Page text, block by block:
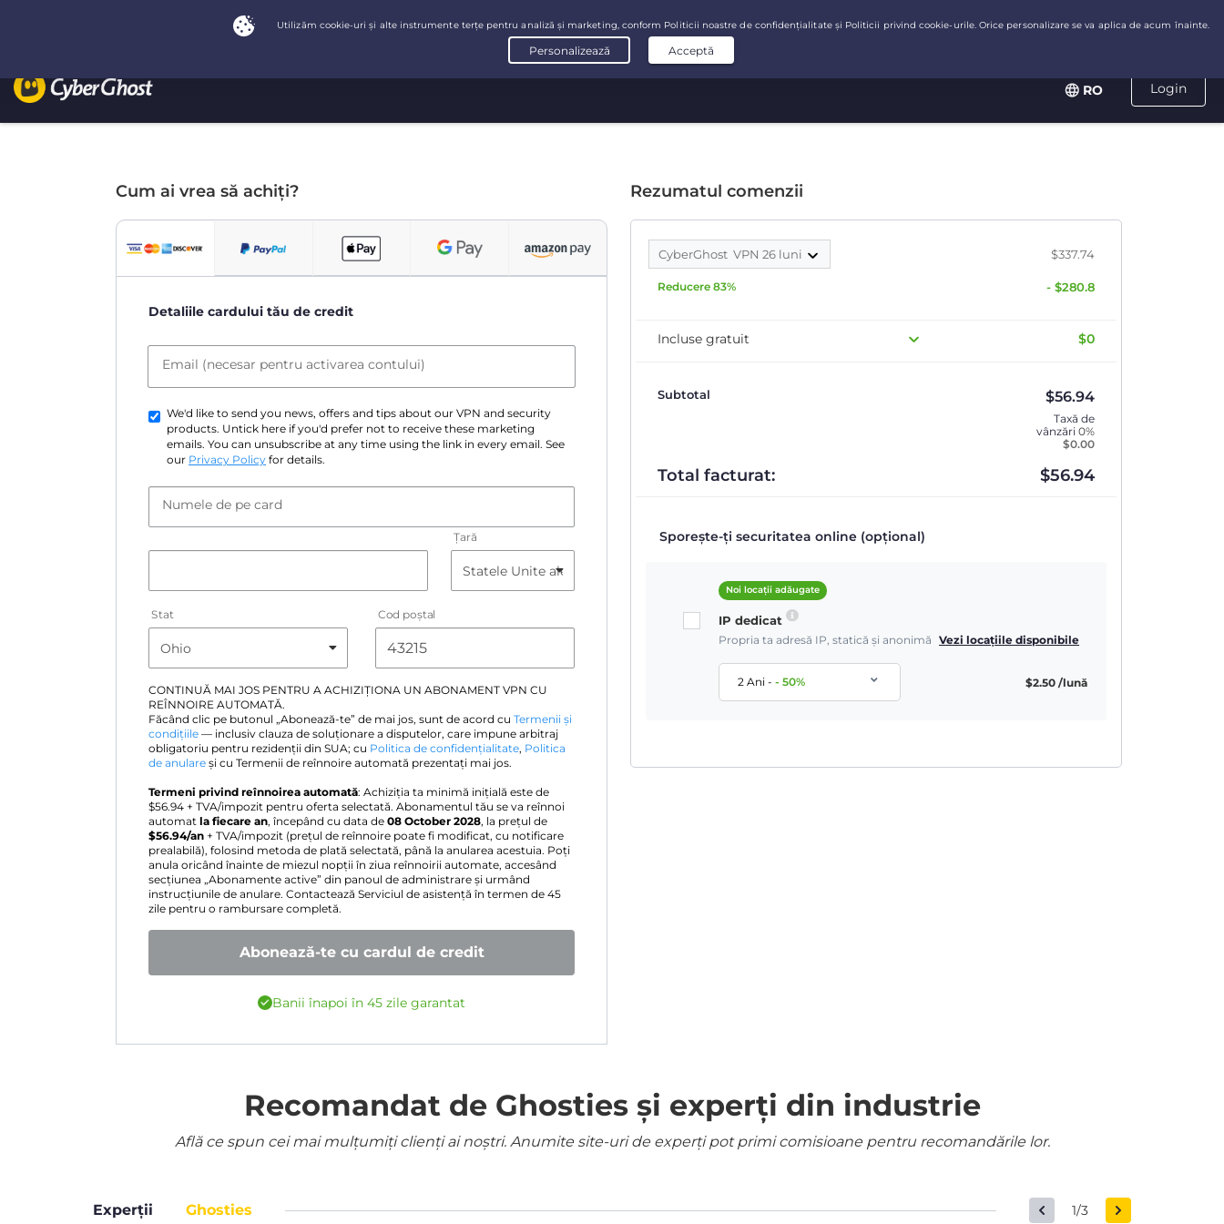
Login
RO
Cum ai vrea să achiți?
Detaliile cardului tău de credit
Email (necesar pentru activarea contului)
We'd like to send you news, offers and tips about our VPN and security
products. Untick here if you'd prefer not to receive these marketing
emails. You can unsubscribe at any time using the link in every email. See
our Privacy Policy for details.
Numele de pe card
Țară
Stat Cod poştal
CONTINUĂ MAI JOS PENTRU A ACHIZIȚIONA UN ABONAMENT VPN CU
REÎNNOIRE AUTOMATĂ.
Făcând clic pe butonul „Abonează-te” de mai jos, sunt de acord cu Termenii și
condițiile — inclusiv clauza de soluționare a disputelor, care impune arbitraj
obligatoriu pentru rezidenții din SUA; cu Politica de confidențialitate, Politica
de anulare și cu Termenii de reînnoire automată prezentați mai jos.
Termeni privind reînnoirea automată: Achiziția ta minimă inițială este de
$56.94 + TVA/impozit pentru oferta selectată. Abonamentul tău se va reînnoi
automat la fiecare an, începând cu data de 08 October 2028, la prețul de
$56.94/an + TVA/impozit (prețul de reînnoire poate fi modificat, cu notificare
prealabilă), folosind metoda de plată selectată, până la anularea acestuia. Poți
anula oricând înainte de miezul nopții în ziua reînnoirii automate, accesând
secțiunea „Abonamente active” din panoul de administrare și urmând
instrucțiunile de anulare. Contactează Serviciul de asistență în termen de 45
zile pentru o rambursare completă.
Abonează-te cu cardul de credit
Banii înapoi în 45 zile garantat
Rezumatul comenzii
CyberGhost VPN 26 luni $337.74
Reducere 83% - $280.8
Incluse gratuit $0
Subtotal $56.94
Taxă de
vânzări 0%
$0.00
Total facturat: $56.94
Sporește-ți securitatea online (opțional)
Noi locații adăugate
IP dedicat
Propria ta adresă IP, statică și anonimă Vezi locațiile disponibile
2 Ani--50% $2.50 /lună
Recomandat de Ghosties și experți din industrie
Află ce spun cei mai mulțumiți clienți ai noștri. Anumite site-uri de experți pot primi comisioane pentru recomandările lor.
Experții Ghosties 1/3